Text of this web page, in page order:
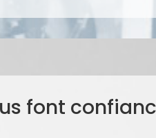
font